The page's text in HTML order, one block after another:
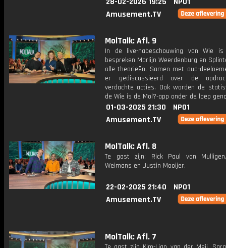
Amusement.TV
MolTalk: Afl. 9
In de live-nabeschouwing van Wie
bespreken Marlijn Weerdenburg en
alle theorieën. Samen met oud-
er gediscussieerd over de
verdachte acties. Ook worden de
de Wie is de Mol?-app onder de loep
01-03-2025 21:30
NPO1
Amusement.TV
MolTalk: Afl. 8
Te gast zijn: Rick Paul van
Weimans en Justin Mooijer.
22-02-2025 21:40
NPO1
Amusement.TV
MolTalk: Afl. 7